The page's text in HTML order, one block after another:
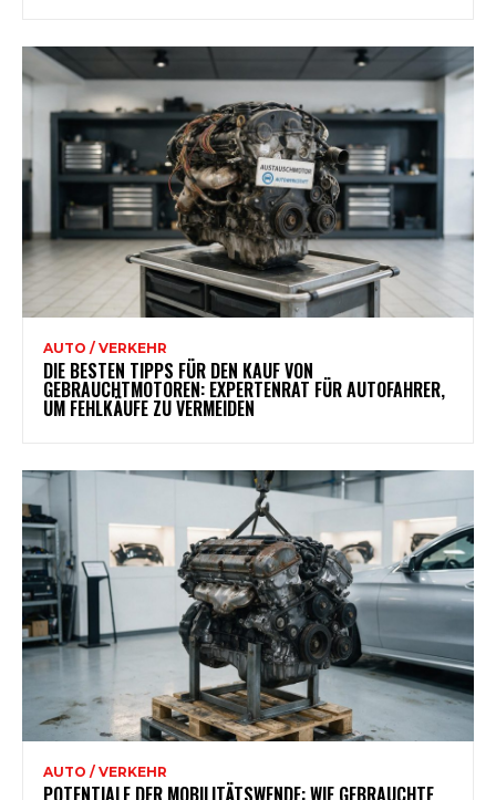
AUTO / VERKEHR
DIE BESTEN TIPPS FÜR DEN KAUF VON
GEBRAUCHTMOTOREN: EXPERTENRAT FÜR AUTOFAHRER,
UM FEHLKÄUFE ZU VERMEIDEN
AUTO / VERKEHR
POTENTIALE DER MOBILITÄTSWENDE: WIE GEBRAUCHTE